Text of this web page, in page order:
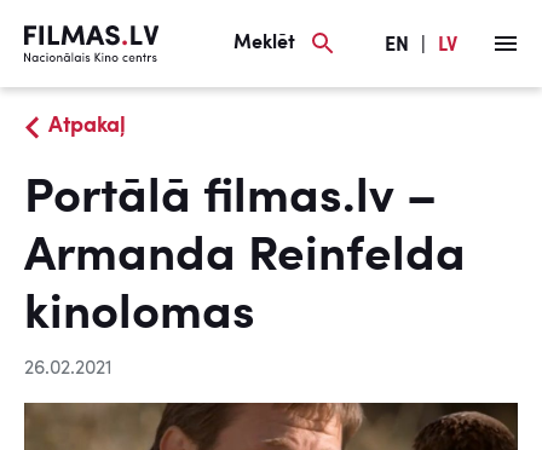
Meklēt EN LV
Atpakaļ
Portālā filmas.lv –
Armanda Reinfelda
kinolomas
26.02.2021